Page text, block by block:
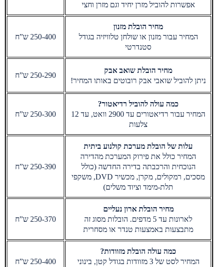
אפשרות להוביל מזרן יחיד וגם מזרן וחצי
מחיר הובלת מזנון
המחיר עבור מזנון או שולחן טלוויזיה בגודל
סטנדרטי
250-400 ש”ח
מחיר הובלת שואב אבק
ניתן להוביל שואבי אבק רובוטים באותו המחיר!
250-290 ש”ח
כמה עולה להוביל רדיאטור?
המחיר עבור רדיאטורים עד 2900 וואט, עד 12
צלעות
250-300 ש”ח
עלות של הובלת מערכת קולנוע ביתית
המחיר כולל את פירוק המערכת מהדירה
הנוכחית והרכבתה בדירה החדשה (כולל
מסכים, רמקולים, מקרן, מכשיר DVD, משקפי
תלת-מימד וציוד משלים)
250-390 ש”ח
מחיר הובלת ארון נעליים
לארונות עד 5 מדפים. הובלות מסוג זה
מתבצעות באמצעות טנדר או מסחרית
250-370 ש”ח
כמה עולה הובלת מזוודות?
המחיר לסט של 3 מזוודות בגודל קטן, בינוני
250-400 ש”ח